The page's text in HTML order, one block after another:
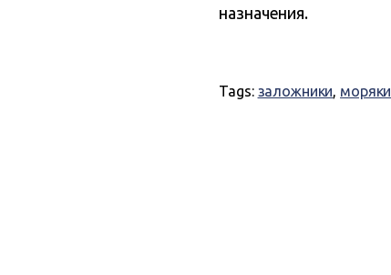
назначения.
Tags: заложники, моряки